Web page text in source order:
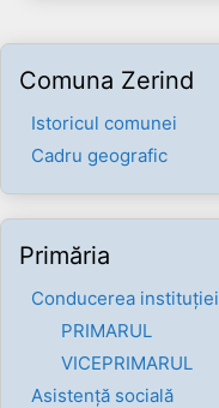
Comuna Zerind
Istoricul comunei
Cadru geografic
Primăria
Conducerea instituției
PRIMARUL
VICEPRIMARUL
Asistență socială